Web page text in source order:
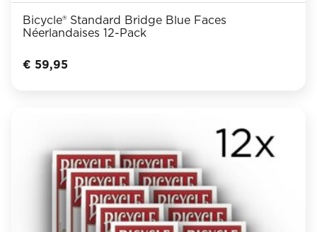
Bicycle® Standard Bridge Blue Faces
Néerlandaises 12-Pack
€ 59,95